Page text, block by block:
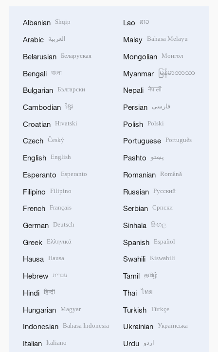
Albanian Shqip
Arabic العربية
Belarusian Беларуская
Bengali বাংলা
Bulgarian Български
Cambodian ខ្មែរ
Croatian Hrvatski
Czech Český
English English
Esperanto Esperanto
Filipino Filipino
French Français
German Deutsch
Greek Ελληνικά
Hausa Hausa
Hebrew עברית
Hindi हिन्दी
Hungarian Magyar
Indonesian Bahasa Indonesia
Italian Italiano
Lao ລາວ
Malay Bahasa Melayu
Mongolian Монгол
Myanmar မြန်မာဘာသာ
Nepali नेपाली
Persian فارسی
Polish Polski
Portuguese Português
Pashto پښتو
Romanian Română
Russian Русский
Serbian Српски
Sinhala සිංහල
Spanish Español
Swahili Kiswahili
Tamil தமிழ்
Thai ไทย
Turkish Türkçe
Ukrainian Українська
Urdu اردو